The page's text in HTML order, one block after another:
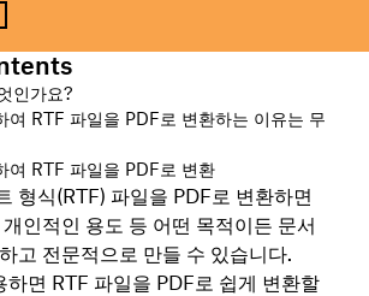
인가요?
여 RTF 파일을 PDF로 변환하는 이유는 무
여 RTF 파일을 PDF로 변환
형식(RTF) 파일을 PDF로 변환하면
인적인 용도 등 어떤 목적이든 문서
고 전문적으로 만들 수 있습니다.
면 RTF 파일을 PDF로 쉽게 변환할